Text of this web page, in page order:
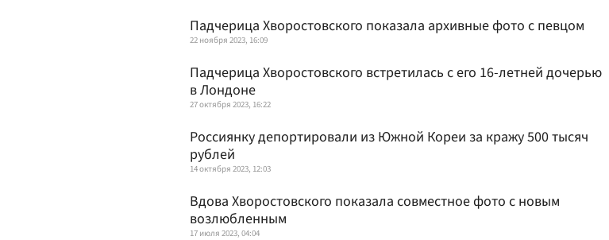
Падчерица Хворостовского показала архивные фото с певцом
22 ноября 2023, 16:09
Падчерица Хворостовского встретилась с его 16-летней дочерью
в Лондоне
27 октября 2023, 16:22
Россиянку депортировали из Южной Кореи за кражу 500 тысяч
рублей
14 октября 2023, 12:03
Вдова Хворостовского показала совместное фото с новым
возлюбленным
17 июля 2023, 04:04